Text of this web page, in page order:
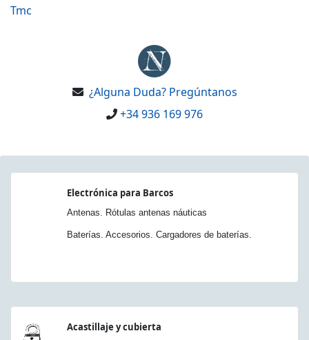
Tmc
¿Alguna Duda? Pregúntanos
+34 936 169 976
Electrónica para Barcos
Antenas. Rótulas antenas náuticas
Baterías. Accesorios. Cargadores de baterías.
Acastillaje y cubierta